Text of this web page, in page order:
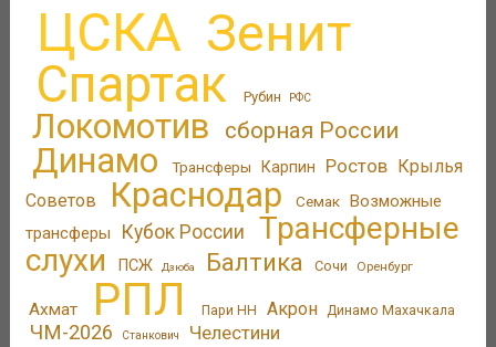
ЦСКА Зенит
Спартак Рубин РФС
Локомотив сборная России
Динамо Трансферы Карпин Ростов
Крылья
Советов
Краснодар Семак Возможные
трансферы
Кубок России
Трансферные
слухи
ПСЖ Дзюба Балтика Сочи Оренбург
Ахмат РПЛ Пари НН Акрон Динамо Махачкала
ЧМ-2026 Станкович Челестини